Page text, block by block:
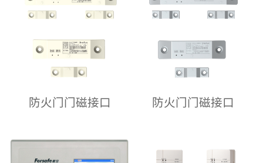
防火门门磁接口 防火门门磁接口